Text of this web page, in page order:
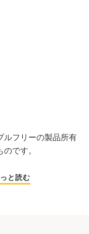
ルフリーの製品所有
です。
と読む